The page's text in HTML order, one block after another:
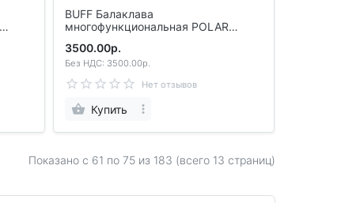
BUFF Балаклава
многофункциональная POLAR
3500.00р.
Без НДС: 3500.00р.
Нет отзывов
Купить
Показано с 61 по 75из 183 (всего 13 страниц)